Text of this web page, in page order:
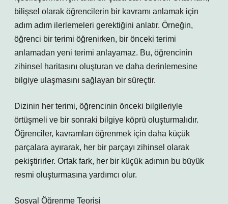
bilişsel olarak öğrencilerin bir kavramı anlamak için
adım adım ilerlemeleri gerektiğini anlatır. Örneğin,
öğrenci bir terimi öğrenirken, bir önceki terimi
anlamadan yeni terimi anlayamaz. Bu, öğrencinin
zihinsel haritasını oluşturan ve daha derinlemesine
bilgiye ulaşmasını sağlayan bir süreçtir.
Dizinin her terimi, öğrencinin önceki bilgileriyle
örtüşmeli ve bir sonraki bilgiye köprü oluşturmalıdır.
Öğrenciler, kavramları öğrenmek için daha küçük
parçalara ayırarak, her bir parçayı zihinsel olarak
pekiştirirler. Ortak fark, her bir küçük adımın bu büyük
resmi oluşturmasına yardımcı olur.
Sosyal Öğrenme Teorisi